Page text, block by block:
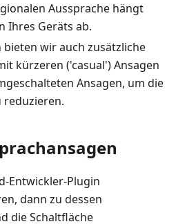
Aussprache hängt
Ihres Geräts ab.
bieten wir auch zusätzliche
kürzeren ('casual') Ansagen
Ansagen, um die
reduzieren.
Entwickler-Plugin
dann zu dessen
die Schaltfläche